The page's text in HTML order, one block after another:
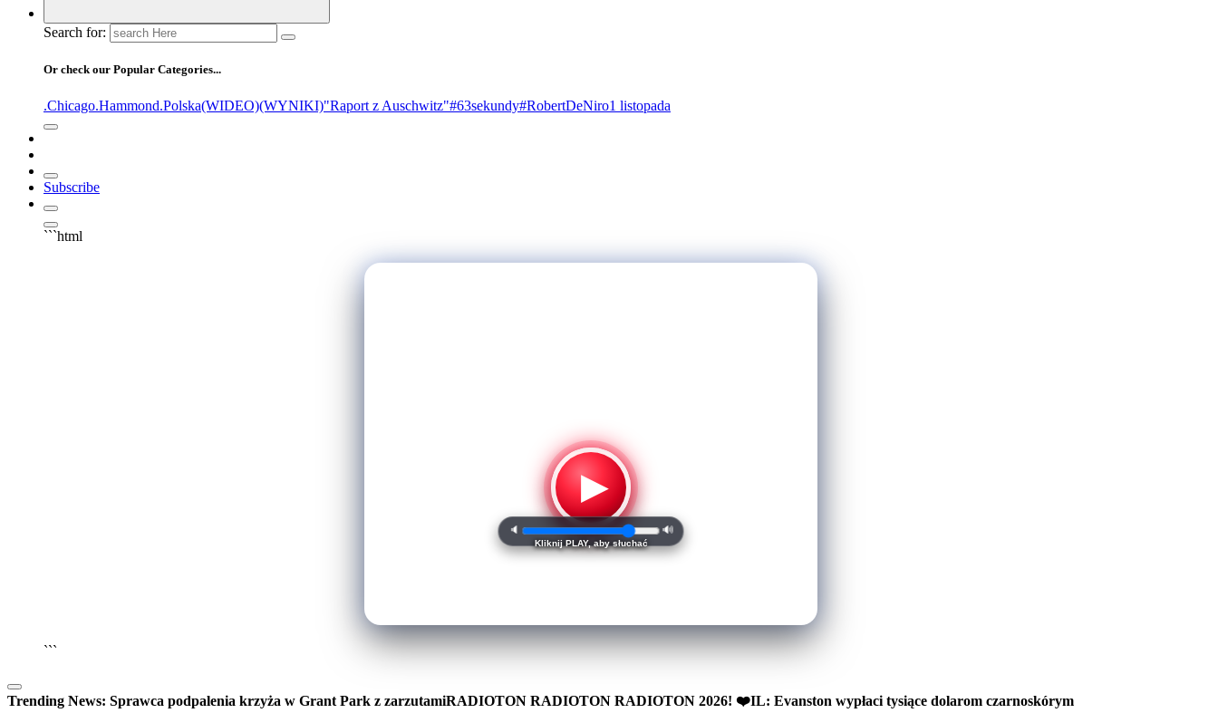
Search for:
Or check our Popular Categories...
.Chicago.Hammond.Polska(WIDEO)(WYNIKI)"Raport z Auschwitz"#63sekundy#RobertDeNiro1 listopada
Subscribe
```html
▶
🔈 🔊
Kliknij PLAY, aby słuchać
```
Trending News: Sprawca podpalenia krzyża w Grant Park z zarzutamiRADIOTON RADIOTON RADIOTON 2026! ❤️IL: Evanston wypłaci tysiące dolarom czarnoskórym